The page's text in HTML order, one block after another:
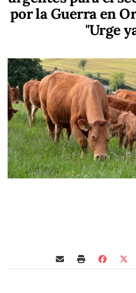
por la Guerra en
"Urge